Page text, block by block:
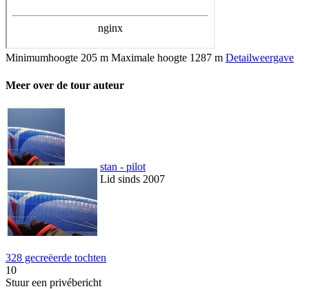
Minimumhoogte 205 m Maximale hoogte 1287 m Detailweergave
Meer over de tour auteur
stan - pilot
Lid sinds 2007
328 gecreëerde tochten
10
Stuur een privébericht